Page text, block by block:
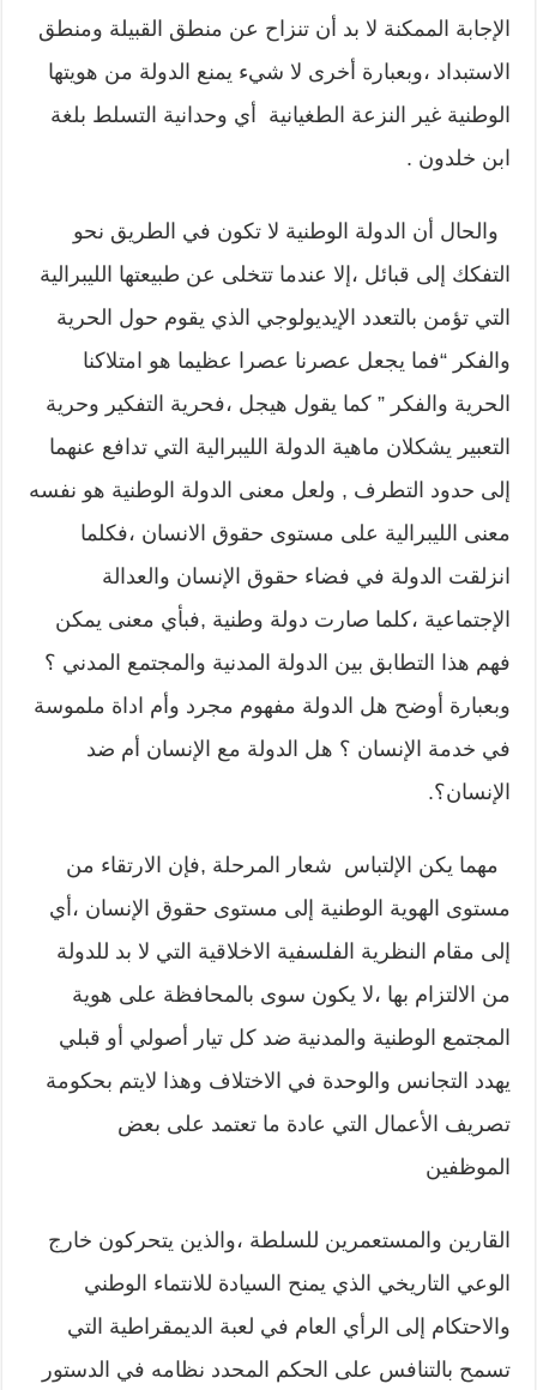
الإجابة الممكنة لا بد أن تنزاح عن منطق القبيلة ومنطق
الاستبداد ،وبعبارة أخرى لا شيء يمنع الدولة من هويتها
الوطنية غير النزعة الطغيانية أي وحدانية التسلط بلغة
ابن خلدون .
والحال أن الدولة الوطنية لا تكون في الطريق نحو
التفكك إلى قبائل ،إلا عندما تتخلى عن طبيعتها الليبرالية
التي تؤمن بالتعدد الإيديولوجي الذي يقوم حول الحرية
والفكر “فما يجعل عصرنا عصرا عظيما هو امتلاكنا
الحرية والفكر ” كما يقول هيجل ،فحرية التفكير وحرية
التعبير يشكلان ماهية الدولة الليبرالية التي تدافع عنهما
إلى حدود التطرف , ولعل معنى الدولة الوطنية هو نفسه
معنى الليبرالية على مستوى حقوق الانسان ،فكلما
انزلقت الدولة في فضاء حقوق الإنسان والعدالة
الإجتماعية ،كلما صارت دولة وطنية ,فبأي معنى يمكن
فهم هذا التطابق بين الدولة المدنية والمجتمع المدني ؟
وبعبارة أوضح هل الدولة مفهوم مجرد وأم اداة ملموسة
في خدمة الإنسان ؟ هل الدولة مع الإنسان أم ضد
الإنسان؟.
مهما يكن الإلتباس شعار المرحلة ,فإن الارتقاء من
مستوى الهوية الوطنية إلى مستوى حقوق الإنسان ،أي
إلى مقام النظرية الفلسفية الاخلاقية التي لا بد للدولة
من الالتزام بها ،لا يكون سوى بالمحافظة على هوية
المجتمع الوطنية والمدنية ضد كل تيار أصولي أو قبلي
يهدد التجانس والوحدة في الاختلاف وهذا لايتم بحكومة
تصريف الأعمال التي عادة ما تعتمد على بعض
الموظفين
القارين والمستعمرين للسلطة ،والذين يتحركون خارج
الوعي التاريخي الذي يمنح السيادة للانتماء الوطني
والاحتكام إلى الرأي العام في لعبة الديمقراطية التي
تسمح بالتنافس على الحكم المحدد نظامه في الدستور